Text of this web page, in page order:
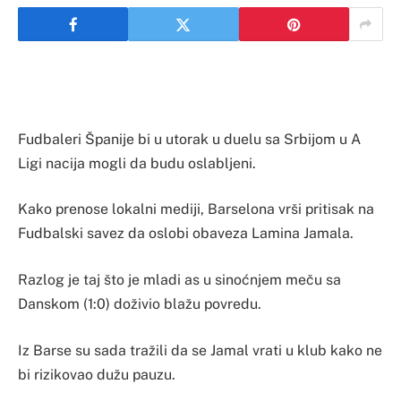
Fudbaleri Španije bi u utorak u duelu sa Srbijom u A
Ligi nacija mogli da budu oslabljeni.
Kako prenose lokalni mediji, Barselona vrši pritisak na
Fudbalski savez da oslobi obaveza Lamina Jamala.
Razlog je taj što je mladi as u sinoćnjem meču sa
Danskom (1:0) doživio blažu povredu.
Iz Barse su sada tražili da se Jamal vrati u klub kako ne
bi rizikovao dužu pauzu.